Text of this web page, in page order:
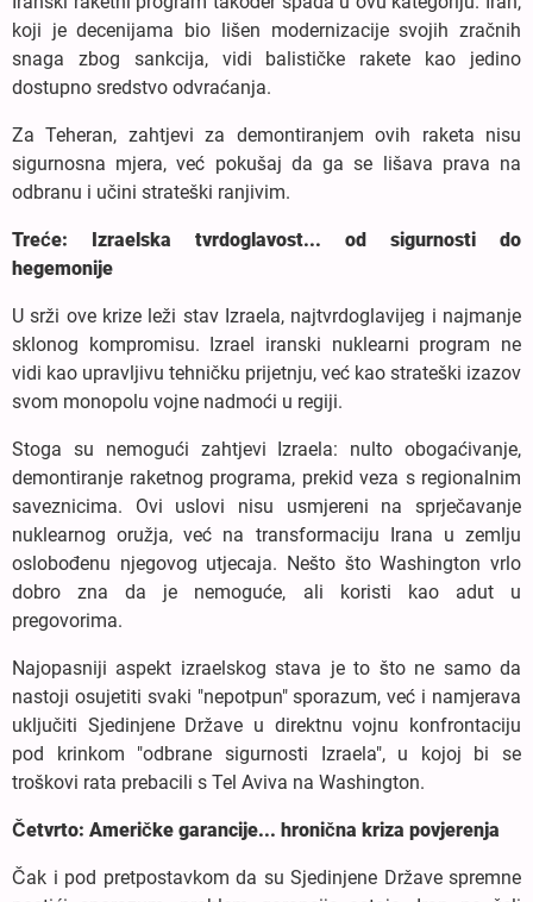
koji je decenijama bio lišen modernizacije svojih zračnih
snaga zbog sankcija, vidi balističke rakete kao jedino
dostupno sredstvo odvraćanja.
Za Teheran, zahtjevi za demontiranjem ovih raketa nisu
sigurnosna mjera, već pokušaj da ga se lišava prava na
odbranu i učini strateški ranjivim.
Treće: Izraelska tvrdoglavost... od sigurnosti do
hegemonije
U srži ove krize leži stav Izraela, najtvrdoglavijeg i najmanje
sklonog kompromisu. Izrael iranski nuklearni program ne
vidi kao upravljivu tehničku prijetnju, već kao strateški izazov
svom monopolu vojne nadmoći u regiji.
Stoga su nemogući zahtjevi Izraela: nulto obogaćivanje,
demontiranje raketnog programa, prekid veza s regionalnim
saveznicima. Ovi uslovi nisu usmjereni na sprječavanje
nuklearnog oružja, već na transformaciju Irana u zemlju
oslobođenu njegovog utjecaja. Nešto što Washington vrlo
dobro zna da je nemoguće, ali koristi kao adut u
pregovorima.
Najopasniji aspekt izraelskog stava je to što ne samo da
nastoji osujetiti svaki "nepotpun" sporazum, već i namjerava
uključiti Sjedinjene Države u direktnu vojnu konfrontaciju
pod krinkom "odbrane sigurnosti Izraela", u kojoj bi se
troškovi rata prebacili s Tel Aviva na Washington.
Četvrto: Američke garancije... hronična kriza povjerenja
Čak i pod pretpostavkom da su Sjedinjene Države spremne